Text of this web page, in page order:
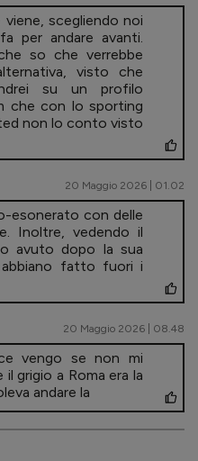
scegliendo noi
per andare avanti.
so che verrebbe
visto che
su un profilo
che con lo sporting
non lo conto visto
20 Maggio 2026 | 01.02
esonerato con delle
Inoltre, vedendo il
avuto dopo la sua
abbiano fatto fuori i
20 Maggio 2026 | 08.48
vengo se non mi
grigio a Roma era la
andare la